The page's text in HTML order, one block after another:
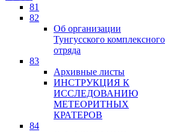
81
82
Об организации
Тунгусского комплексного
отряда
83
Архивные листы
ИНСТРУКЦИЯ К
ИССЛЕДОВАНИЮ
МЕТЕОРИТНЫХ
КРАТЕРОВ
84